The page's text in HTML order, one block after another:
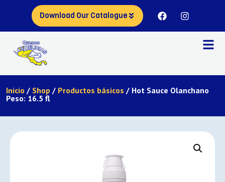
Download Our Catalogue
Inicio / Shop / Productos básicos / Hot Sauce Olanchano
Peso: 16.5 fl